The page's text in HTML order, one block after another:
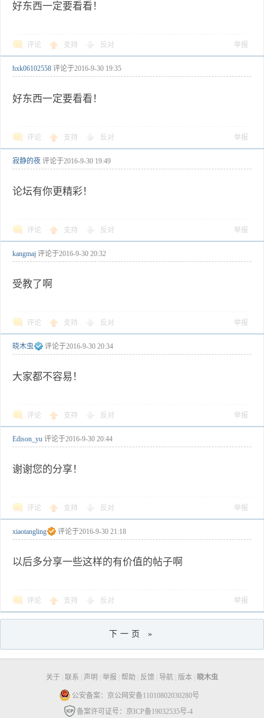
好东西一定要看看！
评论 支持 反对 举报
hxk06102558 评论于2016-9-30 19:35
好东西一定要看看！
评论 支持 反对 举报
寂静的夜 评论于2016-9-30 19:49
论坛有你更精彩！
评论 支持 反对 举报
kangmaj 评论于2016-9-30 20:32
受教了啊
评论 支持 反对 举报
晓木虫 评论于2016-9-30 20:34
大家都不容易！
评论 支持 反对 举报
Edison_yu 评论于2016-9-30 20:44
谢谢您的分享！
评论 支持 反对 举报
xiaotangling 评论于2016-9-30 21:18
以后多分享一些这样的有价值的帖子啊
评论 支持 反对 举报
下一页 »
关于 联系 声明 举报 帮助 反馈 导航 版本 晓木虫
公安备案：京公网安备11010802030280号
备案许可证号：京ICP备19032535号-4